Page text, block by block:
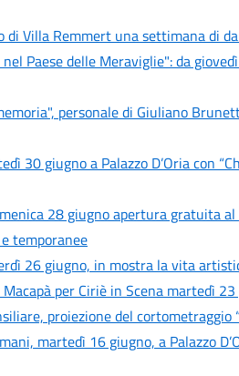
di Villa Remmert una settimana di
Paese delle Meraviglie": da
personale di Giuliano
30 giugno a Palazzo D’Oria con
28 giugno apertura gratuita
temporanee
26 giugno, in mostra la vita
Macapà per Ciriè in Scena martedì
proiezione del cortometraggio
martedì 16 giugno, a Palazzo